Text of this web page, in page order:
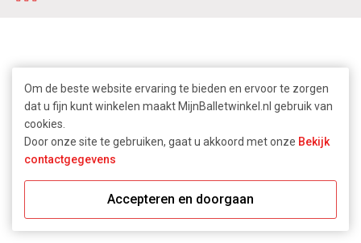
Om de beste website ervaring te bieden en ervoor te zorgen
dat u fijn kunt winkelen maakt MijnBalletwinkel.nl gebruik van
cookies.
Door onze site te gebruiken, gaat u akkoord met onze Bekijk
contactgegevens
Accepteren en doorgaan